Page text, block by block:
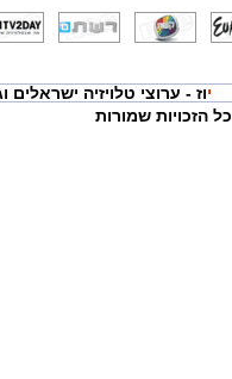
יוז - ערוצי טלויזיה
© כל הזכויות שמורות